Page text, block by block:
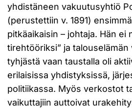
yhdistäneen vakuutusyhtiö
(perustettiin v. 1891)
pitkäaikaisin – johtaja. Hän ei
tirehtööriksi” ja talouselämän
tyhjästä vaan taustalla oli
erilaisissa yhdistyksissä,
politiikassa. Myös verkostot
vaikuttajiin auttoivat